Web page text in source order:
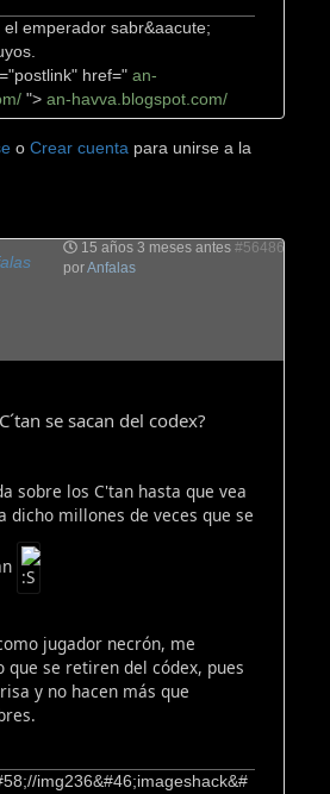
el emperador sabr&aacute;
href=" an-
"> an-havva.blogspot.com/
oCrear cuenta para unirse a la
15 años 3 meses antes #56486
porAnfalas
se sacan del codex?
sobre los C'tan hasta que vea
dicho millones de veces que se
jugador necrón, me
que se retiren del códex, pues
y no hacen más que
img236&#46;imageshack&#